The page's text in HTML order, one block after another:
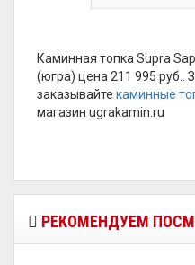
Каминная топка Supra
(югра) цена 211 995 руб..
заказывайте каминные
магазин ugrakamin.ru
РЕКОМЕНДУЕМ